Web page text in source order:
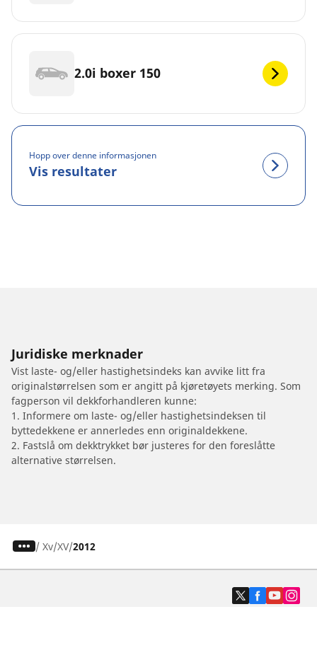
2.0i boxer 150
Hopp over denne informasjonen
Vis resultater
Juridiske merknader
Vist laste- og/eller hastighetsindeks kan avvike litt fra
originalstørrelsen som er angitt på kjøretøyets merking. Som
fagperson vil dekkforhandleren kunne:
1. Informere om laste- og/eller hastighetsindeksen til
byttedekkene er annerledes enn originaldekkene.
2. Fastslå om dekktrykket bør justeres for den foreslåtte
alternative størrelsen.
/ Xv XV 2012